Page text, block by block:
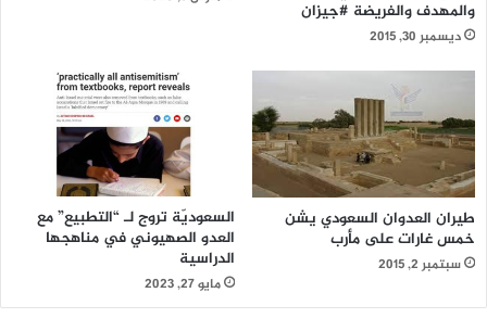
لجيشهم ولجانهم الشعبية.. معبرا عن امتنانه واعتزازه بهذه
وقال ناطق الجيش ان قادة العدوان السعودي جراء ما ارتكبوه من
جرائم طالت كل شبر من بلادنا، والتي .
والمهدف والفريضة #جيزان
ديسمبر 30, 2015
طيران العدوان السعودي يشن
خمس غارات على مأرب
سبتمبر 2, 2015
السعوديّة تروج لـ “التطبيع” مع
العدو الصهيوني في مناهجها
الدراسية
مايو 27, 2023